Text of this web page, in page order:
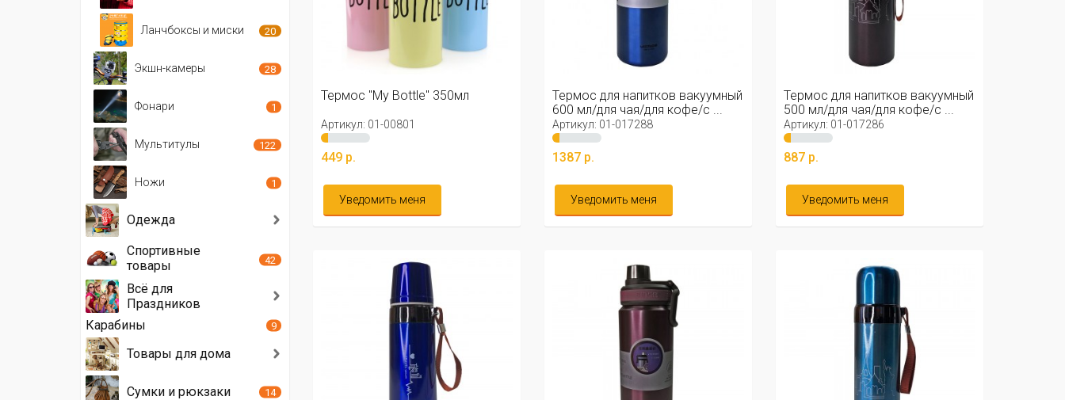
Термос "My Bottle" 350мл
Артикул: 01-00801
449 р.
Уведомить меня
Термос для напитков вакуумный
600 мл/для чая/для кофе/с ...
Артикул: 01-017288
1387 р.
Уведомить меня
Термос для напитков вакуумный
500 мл/для чая/для кофе/с ...
Артикул: 01-017286
887 р.
Уведомить меня
Ланчбоксы и миски 20
Экшн-камеры 28
Фонари 1
Мультитулы 122
Ножи 1
Одежда
Спортивные
товары
42
Всё для
Праздников
Карабины
9
Товары для дома
Сумки и рюкзаки 14